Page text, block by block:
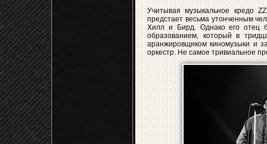
Учитывая музыкальное кредо
предстает весьма утонченным
Хилл и Бирд. Однако его отец
образованием, который в
аранжировщиком киномузыки и
оркестр. Не самое тривиальное